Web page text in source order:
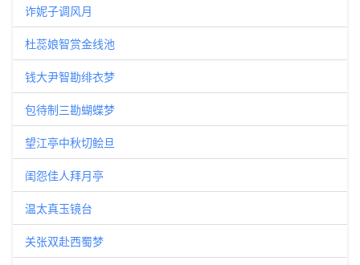
诈妮子调风月
杜蕊娘智赏金线池
钱大尹智勘绯衣梦
包待制三勘蝴蝶梦
望江亭中秋切鲙旦
闺怨佳人拜月亭
温太真玉镜台
关张双赴西蜀梦